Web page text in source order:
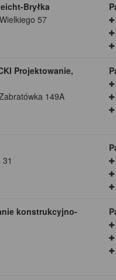
Bryłka
57
Projektowanie,
149A
konstrukcyjno-